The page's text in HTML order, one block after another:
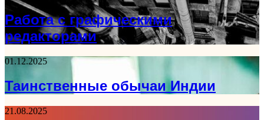
Работа с графическими
редакторами
01.12.2025
Таинственные обычаи Индии
21.08.2025